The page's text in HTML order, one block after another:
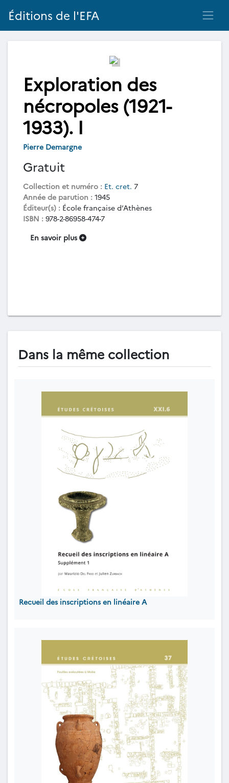
Éditions de l'EFA
Exploration des
nécropoles (1921-
1933). I
Pierre Demargne
Gratuit
Collection et numéro : Et. cret. 7
Année de parution : 1945
Éditeur(s) : École française d’Athènes
ISBN : 978-2-86958-474-7
En savoir plus
Dans la même collection
Recueil des inscriptions en linéaire A